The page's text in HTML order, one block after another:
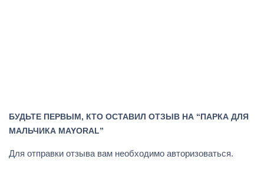
БУДЬТЕ ПЕРВЫМ, КТО ОСТАВИЛ ОТЗЫВ НА “ПАРКА ДЛЯ
МАЛЬЧИКА MAYORAL”
Для отправки отзыва вам необходимо авторизоваться.